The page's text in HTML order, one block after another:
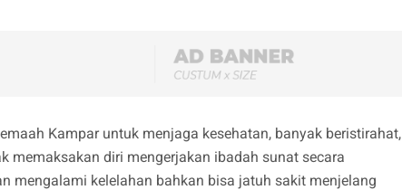
Kampar untuk menjaga kesehatan, banyak beristirahat,
memaksakan diri mengerjakan ibadah sunat secara
mengalami kelelahan bahkan bisa jatuh sakit menjelang